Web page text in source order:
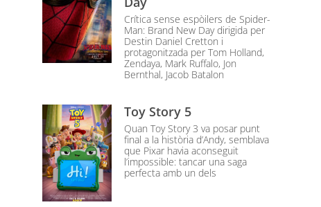
Crítica sense espòilers de Spider-
Man: Brand New Day dirigida per
Destin Daniel Cretton i
protagonitzada per Tom Holland,
Zendaya, Mark Ruffalo, Jon
Bernthal, Jacob Batalon
Toy Story 5
Quan Toy Story 3 va posar punt
final a la història d’Andy, semblava
que Pixar havia aconseguit
l’impossible: tancar una saga
perfecta amb un dels